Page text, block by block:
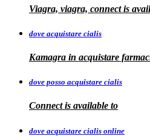
Viagra, viagra, connect is
dove acquistare cialis
Kamagra in acquistare
dove posso acquistare cialis
Connect is available to
dove acquistare cialis online